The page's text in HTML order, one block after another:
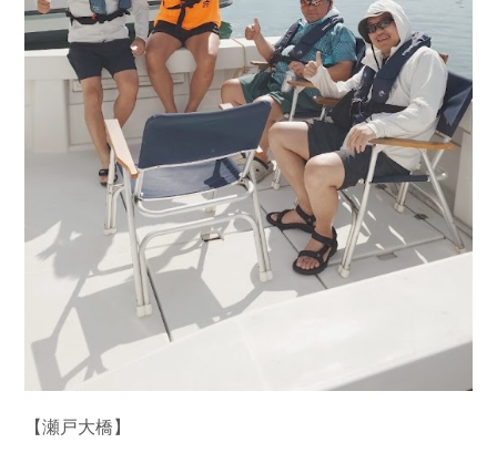
【瀬戸大橋】